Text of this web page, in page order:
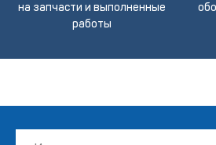
на запчасти и выполненные
работы